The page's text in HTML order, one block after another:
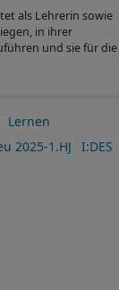
als Lehrerin sowie
in ihrer
und sie für die
Lernen
2025-1.HJ
I:DES